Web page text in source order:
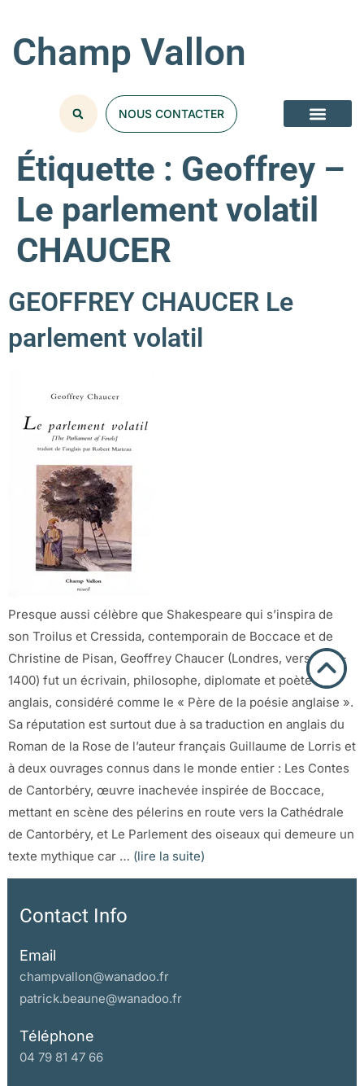
Champ Vallon
NOUS CONTACTER
Étiquette : Geoffrey –
Le parlement volatil
CHAUCER
GEOFFREY CHAUCER Le
parlement volatil
Presque aussi célèbre que Shakespeare qui s’inspira de
son Troilus et Cressida, contemporain de Boccace et de
Christine de Pisan, Geoffrey Chaucer (Londres, vers 1343-
1400) fut un écrivain, philosophe, diplomate et poète
anglais, considéré comme le « Père de la poésie anglaise ».
Sa réputation est surtout due à sa traduction en anglais du
Roman de la Rose de l’auteur français Guillaume de Lorris et
à deux ouvrages connus dans le monde entier : Les Contes
de Cantorbéry, œuvre inachevée inspirée de Boccace,
mettant en scène des pélerins en route vers la Cathédrale
de Cantorbéry, et Le Parlement des oiseaux qui demeure un
texte mythique car … (lire la suite)
Contact Info
Email
champvallon@wanadoo.fr
patrick.beaune@wanadoo.fr
Téléphone
04 79 81 47 66